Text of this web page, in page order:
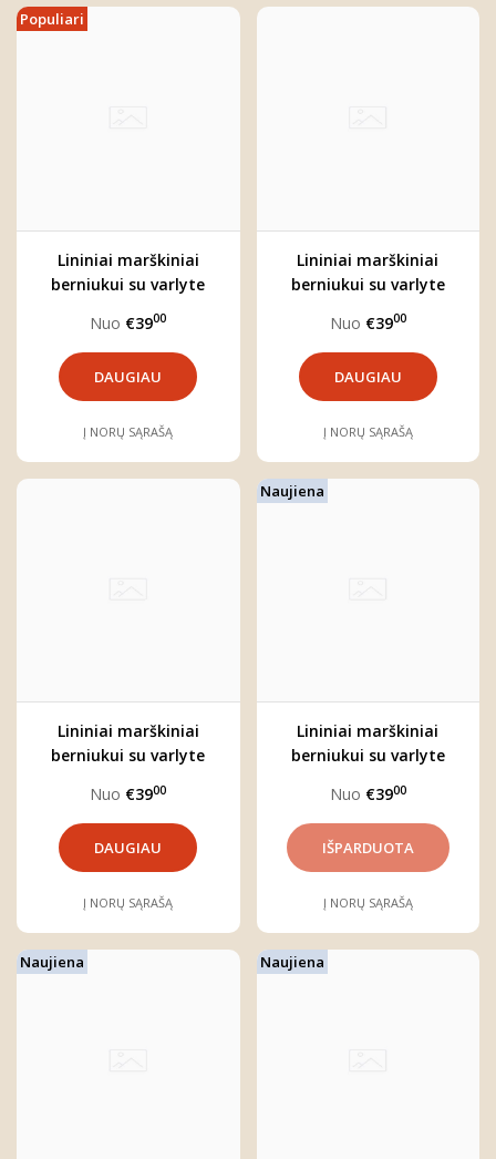
Populiari
Lininiai marškiniai
berniukui su varlyte
Nuo €3900
DAUGIAU
Į NORŲ SĄRAŠĄ
Lininiai marškiniai
berniukui su varlyte
Nuo €3900
DAUGIAU
Į NORŲ SĄRAŠĄ
Lininiai marškiniai
berniukui su varlyte
Nuo €3900
DAUGIAU
Į NORŲ SĄRAŠĄ
Naujiena
Lininiai marškiniai
berniukui su varlyte
Nuo €3900
Į NORŲ SĄRAŠĄ
Naujiena Naujiena